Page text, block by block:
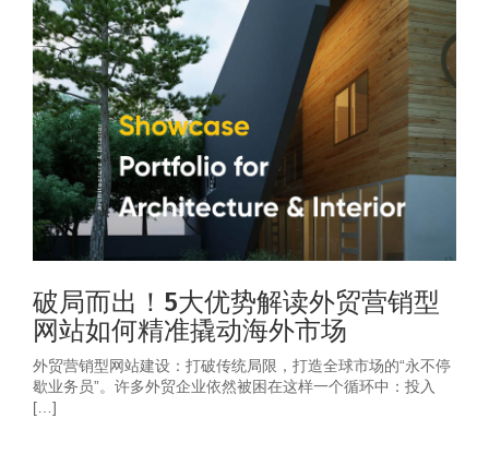
破局而出！5大优势解读外贸营销型
网站如何精准撬动海外市场
外贸营销型网站建设：打破传统局限，打造全球市场的“永不停
歇业务员”。许多外贸企业依然被困在这样一个循环中：投入
[…]